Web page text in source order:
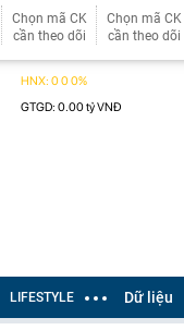
Chọn mã CK
cần theo dõi
Chọn mã CK
cần theo dõi
LIFESTYLE Dữ liệu